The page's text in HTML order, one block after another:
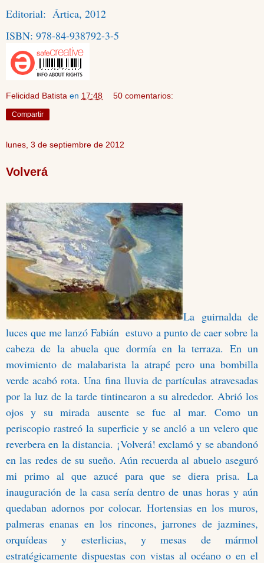
Editorial: Ártica, 2012
ISBN: 978-84-938792-3-5
Felicidad Batista en 17:48 50 comentarios:
Compartir
lunes, 3 de septiembre de 2012
Volverá
La guirnalda de
luces que me lanzó Fabián estuvo a punto de caer sobre la
cabeza de la abuela que dormía en la terraza. En un
movimiento de malabarista la atrapé pero una bombilla
verde acabó rota. Una fina lluvia de partículas atravesadas
por la luz de la tarde tintinearon a su alrededor. Abrió los
ojos y su mirada ausente se fue al mar. Como un
periscopio rastreó la superficie y se ancló a un velero que
reverbera en la distancia. ¡Volverá! exclamó y se abandonó
en las redes de su sueño. Aún recuerda al abuelo aseguró
mi primo al que azucé para que se diera prisa. La
inauguración de la casa sería dentro de unas horas y aún
quedaban adornos por colocar. Hortensias en los muros,
palmeras enanas en los rincones, jarrones de jazmines,
orquídeas y esterlicias, y mesas de mármol
estratégicamente dispuestas con vistas al océano o en el